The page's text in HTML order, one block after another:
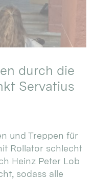
durch die
Servatius
und Treppen für
Rollator schlecht
Heinz Peter Lob
sodass alle